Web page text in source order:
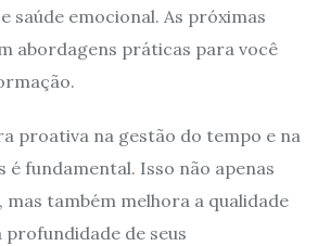
saúde emocional. As próximas
abordagens práticas para você
proativa na gestão do tempo e na
é fundamental. Isso não apenas
mas também melhora a qualidade
profundidade de seus